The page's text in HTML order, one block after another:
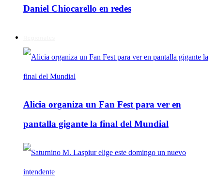
Daniel Chiocarello en redes
Alicia organiza un Fan Fest para ver en
pantalla gigante la final del Mundial